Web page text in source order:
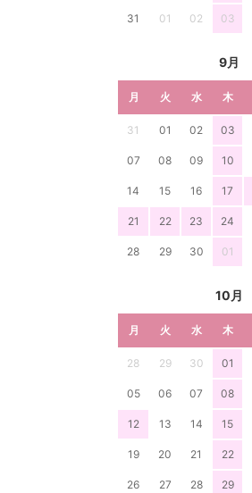
31 01 02 03
9月
月 火 水 木
31 01 02 03
07 08 09 10
14 15 16 17
21 22 23 24
28 29 30 01
10月
月 火 水 木
28 29 30 01
05 06 07 08
12 13 14 15
19 20 21 22
26 27 28 29